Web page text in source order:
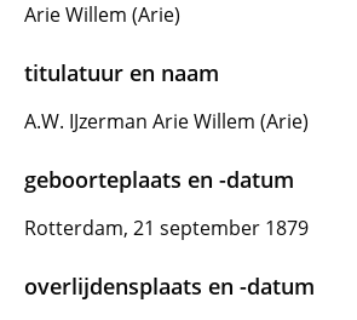
Arie Willem (Arie)
titulatuur en naam
A.W. IJzerman Arie Willem (Arie)
geboorteplaats en -datum
Rotterdam, 21 september 1879
overlijdensplaats en -datum